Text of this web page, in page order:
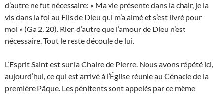
d’autre ne fut nécessaire: « Ma vie présente dans la chair, je la
vis dans la foi au Fils de Dieu qui m’a aimé et s’est livré pour
moi » (Ga 2, 20). Rien d’autre que l’amour de Dieu n’est
nécessaire. Tout le reste découle de lui.
L’Esprit Saint est sur la Chaire de Pierre. Nous avons répété ici,
aujourd’hui, ce qui est arrivé à l’Église réunie au Cénacle de la
première Pâque. Les pénitents sont appelés par ce même